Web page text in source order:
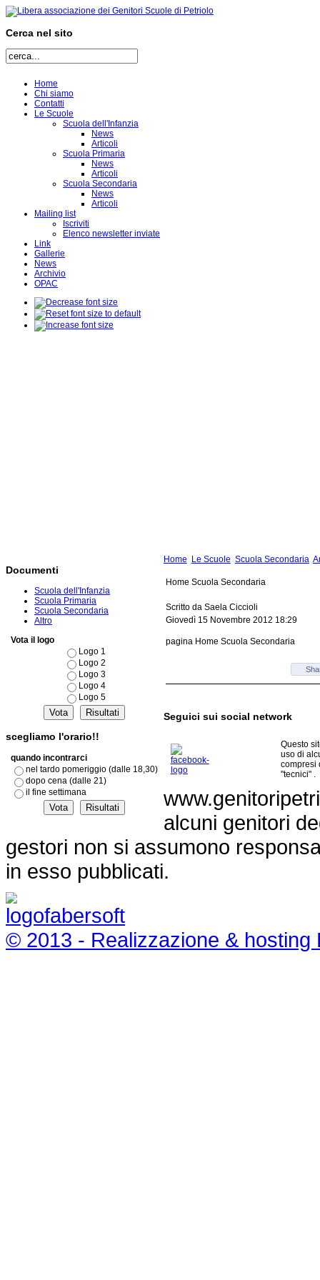
Cerca nel sito
Home
Chi siamo
Contatti
Le Scuole
Scuola dell'Infanzia
News
Articoli
Scuola Primaria
News
Articoli
Scuola Secondaria
News
Articoli
Mailing list
Iscriviti
Elenco newsletter inviate
Link
Gallerie
News
Archivio
OPAC
Documenti
Scuola dell'Infanzia
Scuola Primaria
Scuola Secondaria
Altro
Vota il logo
Logo 1
Logo 2
Logo 3
Logo 4
Logo 5
scegliamo l'orario!!
quando incontrarci
nel tardo pomeriggio (dalle 18,30)
dopo cena (dalle 21)
il fine settimana
Home Le Scuole Scuola Secondaria
Home Scuola Secondaria
Scritto da Saela Ciccioli
Giovedì 15 Novembre 2012 18:29
pagina Home Scuola Secondaria
Seguici sui social network
Questo
uso di
compresi
"tecnici" .
alcuni genitori
gestori non si assumono
in esso pubblicati.
© 2013 - Realizzazione & hosting